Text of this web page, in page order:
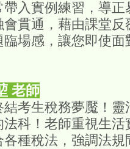
帶入實例練習，導
貫通，藉由課堂
場感，讓您即使
老師
考生稅務夢魘！
科！老師重視生
種稅法，強調法